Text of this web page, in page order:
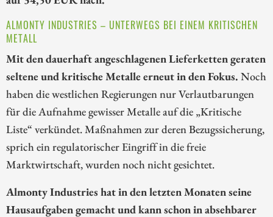
ALMONTY INDUSTRIES – UNTERWEGS BEI EINEM KRITISCHEN
METALL
Mit den dauerhaft angeschlagenen Lieferketten geraten
seltene und kritische Metalle erneut in den Fokus. Noch
haben die westlichen Regierungen nur Verlautbarungen
für die Aufnahme gewisser Metalle auf die „Kritische
Liste“ verkündet. Maßnahmen zur deren Bezugssicherung,
sprich ein regulatorischer Eingriff in die freie
Marktwirtschaft, wurden noch nicht gesichtet.
Almonty Industries hat in den letzten Monaten seine
Hausaufgaben gemacht und kann schon in absehbarer